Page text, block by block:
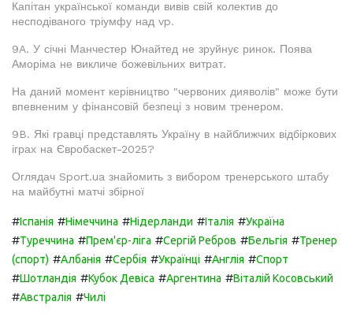
Капітан української команди вивів свій колектив до
несподіваного тріумфу над vp.
9A. У січні Манчестер Юнайтед не зруйнує ринок. Поява
Аморіма не викличе божевільних витрат.
На даний момент керівництво "червоних дияволів" може бути
впевненим у фінансовій безпеці з новим тренером.
9B. Які гравці представлять Україну в найближчих відбіркових
іграх на Євробаскет-2025?
Оглядач Sport.ua знайомить з вибором тренерського штабу
на майбутні матчі збірної
#Іспанія #Німеччина #Нідерланди #Італія #Україна
#Туреччина #Прем'єр-ліга #Сергій Ребров #Бельгія #Тренер
(спорт) #Албанія #Сербія #Українці #Англія #Спорт
#Шотландія #Кубок Девіса #Аргентина #Віталій Косовський
#Австралія #Чилі